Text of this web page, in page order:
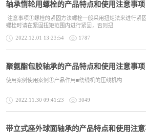
轴承惰轮用螺栓的产品特点和使用注意事项
注意事项①螺栓的紧固方法螺栓一般采用扭矩法来进行紧
螺栓时请在紧固扭矩范围内进行紧固，否则扭
2022.12.01 13:23:54 1787
聚氨酯包胶轴承的产品特点和使用注意事项
使用案例使用案例①产品作用■绕线机的压
2022.11.30 09:41:23 3049
带立式座外球面轴承的产品特点和使用注